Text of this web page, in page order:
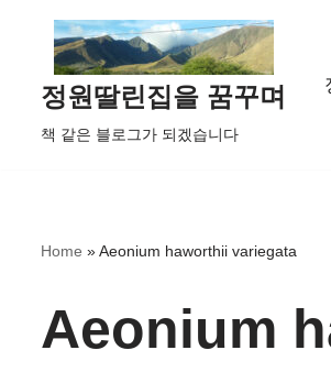
정원딸린집을 꿈꾸며
책 같은 블로그가 되겠습니다
Home »Aeonium haworthii variegata
Aeonium